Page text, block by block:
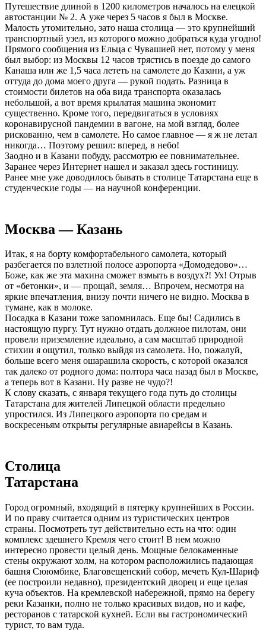
Путешествие длиной в 1200 километров началось на елецкой
автостанции № 2. А уже через 5 часов я был в Москве.
Малость утомительно, зато наша столица — это крупнейший
транспортный узел, из которого можно добраться куда угодно!
Прямого сообщения из Ельца с Чувашией нет, потому у меня
был выбор: из Москвы 12 часов трястись в поезде до самого
Канаша или же 1,5 часа лететь на самолете до Казани, а уж
оттуда до дома моего друга — рукой подать. Разница в
стоимости билетов на оба вида транспорта оказалась
небольшой, а вот время крылатая машина экономит
существенно. Кроме того, передвигаться в условиях
коронавирусной пандемии в вагоне, на мой взгляд, более
рискованно, чем в самолете. Но самое главное — я ж не летал
никогда… Поэтому решил: вперед, в небо!
Заодно и в Казани побуду, рассмотрю ее повнимательнее.
Заранее через Интернет нашел и заказал здесь гостиницу.
Ранее мне уже доводилось бывать в столице Татарстана еще в
студенческие годы — на научной конференции.
Москва — Казань
Итак, я на борту комфортабельного самолета, который
разбегается по взлетной полосе аэропорта «Домодедово»…
Боже, как же эта махина сможет взмыть в воздух?! Ух! Отрыв
от «бетонки», и — прощай, земля… Впрочем, несмотря на
яркие впечатления, внизу почти ничего не видно. Москва в
тумане, как в молоке.
Посадка в Казани тоже запомнилась. Еще бы! Садились в
настоящую пургу. Тут нужно отдать должное пилотам, они
провели приземление идеально, а сам масштаб природной
стихии я ощутил, только выйдя из самолета. Но, пожалуй,
больше всего меня ошарашила скорость, с которой оказался
так далеко от родного дома: полтора часа назад был в Москве,
а теперь вот в Казани. Ну разве не чудо?!
К слову сказать, с января текущего года путь до столицы
Татарстана для жителей Липецкой области предельно
упростился. Из Липецкого аэропорта по средам и
воскресеньям открыты регулярные авиарейсы в Казань.
Столица
Татарстана
Город огромный, входящий в пятерку крупнейших в России.
И по праву считается одним из туристических центров
страны. Посмотреть тут действительно есть на что: один
комплекс здешнего Кремля чего стоит! В нем можно
интересно провести целый день. Мощные белокаменные
стены окружают холм, на котором расположились падающая
башня Сююмбике, Благовещенский собор, мечеть Кул-Шариф
(ее построили недавно), президентский дворец и еще целая
куча объектов. На кремлевской набережной, прямо на берегу
реки Казанки, полно не только красивых видов, но и кафе,
ресторанов с татарской кухней. Если вы гастрономический
турист, то вам туда.